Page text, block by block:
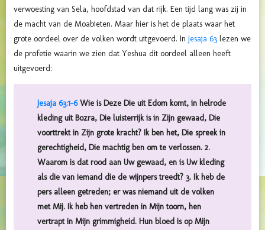
verwoesting van Sela, hoofdstad van dat rijk. Een tijd lang was zij in
de macht van de Moabieten. Maar hier is het de plaats waar het
grote oordeel over de volken wordt uitgevoerd. In Jesaja 63 lezen we
de profetie waarin we zien dat Yeshua dit oordeel alleen heeft
uitgevoerd:
Jesaja 63:1-6Wie is Deze Die uit Edom komt, in helrode
kleding uit Bozra, Die luisterrijk is in Zijn gewaad, Die
voorttrekt in Zijn grote kracht? Ik ben het, Die spreek in
gerechtigheid, Die machtig ben om te verlossen. 2.
Waarom is dat rood aan Uw gewaad, en is Uw kleding
als die van iemand die de wijnpers treedt? 3. Ik heb de
pers alleen getreden; er was niemand uit de volken
met Mij. Ik heb hen vertreden in Mijn toorn, hen
vertrapt in Mijn grimmigheid. Hun bloed is op Mijn